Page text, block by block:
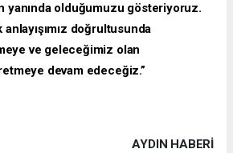
yanında olduğumuzu gösteriyoruz.
doğrultusunda
ve geleceğimiz olan
devam edeceğiz.”
AYDIN HABERİ